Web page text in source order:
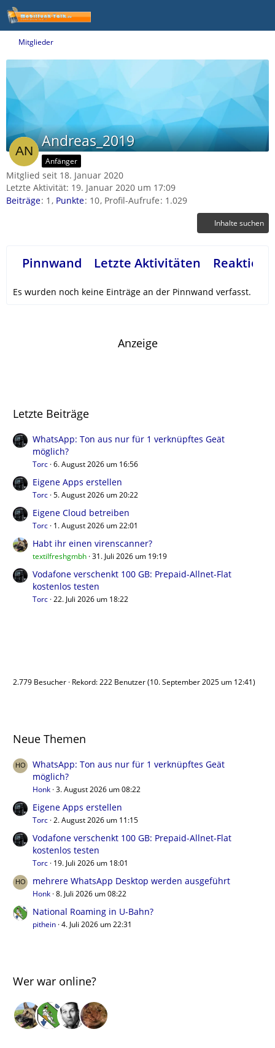
Mitglieder
Andreas_2019
Anfänger
Mitglied seit 18. Januar 2020
Letzte Aktivität: 19. Januar 2020 um 17:09
Beiträge 1 Punkte 10 Profil-Aufrufe 1.029
Inhalte suchen
Pinnwand Letzte Aktivitäten
Es wurden noch keine Einträge an der Pinnwand verfasst.
Anzeige
Letzte Beiträge
WhatsApp: Ton aus nur für 1 verknüpftes Geät
möglich?
Torc 6. August 2026 um 16:56
Eigene Apps erstellen
Torc 5. August 2026 um 20:22
Eigene Cloud betreiben
Torc 1. August 2026 um 22:01
Habt ihr einen virenscanner?
textilfreshgmbh 31. Juli 2026 um 19:19
Vodafone verschenkt 100 GB: Prepaid-Allnet-Flat
kostenlos testen
Torc 22. Juli 2026 um 18:22
2.779 Besucher Rekord: 222 Benutzer (10. September 2025 um 12:41)
Neue Themen
WhatsApp: Ton aus nur für 1 verknüpftes Geät
möglich?
Honk 3. August 2026 um 08:22
Eigene Apps erstellen
Torc 2. August 2026 um 11:15
Vodafone verschenkt 100 GB: Prepaid-Allnet-Flat
kostenlos testen
Torc 19. Juli 2026 um 18:01
mehrere WhatsApp Desktop werden ausgeführt
Honk 8. Juli 2026 um 08:22
National Roaming in U-Bahn?
pithein 4. Juli 2026 um 22:31
Wer war online?